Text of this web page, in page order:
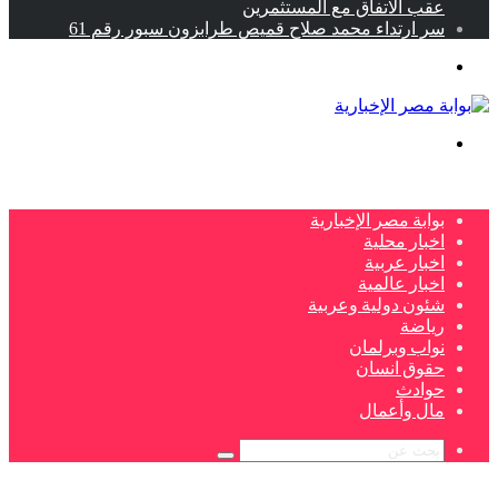
عقب الاتفاق مع المستثمرين
سر ارتداء محمد صلاح قميص طرابزون سبور رقم 61
بوابة مصر الإخبارية
اخبار محلية
اخبار عربية
اخبار عالمية
شئون دولية وعربية
رياضة
نواب وبرلمان
حقوق انسان
حوادث
مال وأعمال
بحث